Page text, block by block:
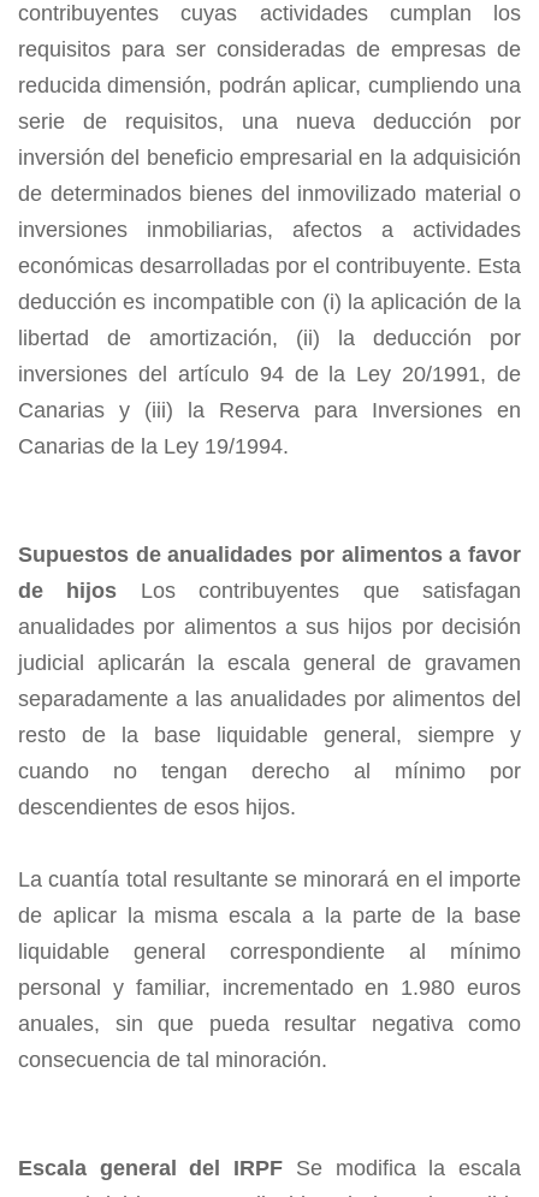
contribuyentes cuyas actividades cumplan los
requisitos para ser consideradas de empresas de
reducida dimensión, podrán aplicar, cumpliendo una
serie de requisitos, una nueva deducción por
inversión del beneficio empresarial en la adquisición
de determinados bienes del inmovilizado material o
inversiones inmobiliarias, afectos a actividades
económicas desarrolladas por el contribuyente. Esta
deducción es incompatible con (i) la aplicación de la
libertad de amortización, (ii) la deducción por
inversiones del artículo 94 de la Ley 20/1991, de
Canarias y (iii) la Reserva para Inversiones en
Canarias de la Ley 19/1994.
Supuestos de anualidades por alimentos a favor
de hijos Los contribuyentes que satisfagan
anualidades por alimentos a sus hijos por decisión
judicial aplicarán la escala general de gravamen
separadamente a las anualidades por alimentos del
resto de la base liquidable general, siempre y
cuando no tengan derecho al mínimo por
descendientes de esos hijos.
La cuantía total resultante se minorará en el importe
de aplicar la misma escala a la parte de la base
liquidable general correspondiente al mínimo
personal y familiar, incrementado en 1.980 euros
anuales, sin que pueda resultar negativa como
consecuencia de tal minoración.
Escala general del IRPF Se modifica la escala